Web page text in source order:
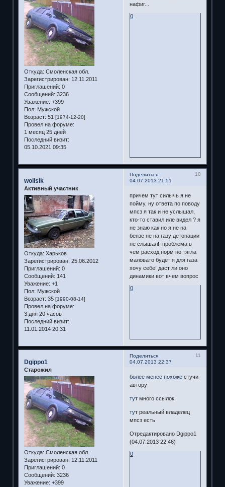
Откуда: Смоленская обл.
Зарегистрирован: 12.11.2011
Приглашений: 0
Сообщений: 3236
Уважение: +399
Пол: Мужской
Возраст: 51 [1974-12-20]
Провел на форуме:
1 месяц 25 дней
Последний визит:
05.10.2021 09:35
нафиг...
0
Поделиться
10
04.07.2013 21:51
wollsik
Активный участник
Откуда: Харьков
Зарегистрирован: 25.06.2012
Приглашений: 0
Сообщений: 141
Уважение: +1
Пол: Мужской
Возраст: 35 [1990-08-14]
Провел на форуме:
3 дня 20 часов
Последний визит:
11.01.2014 20:31
причем тут силычь я не
пойму, ну ответа по поводу
мпсз я так и не услышал,
кто-то ставил иле видел ? я
не знаю как но я не на
бензе не на газу детонации
не слышал! проблема в
чем расход норм но тягла
маловато будет я для газа
хочу себе! даст ли оно
динамики вот вчем вопрос
0
Поделиться
11
04.07.2013 22:37
Dgippo1
Старожил
Откуда: Смоленская обл.
Зарегистрирован: 12.11.2011
Приглашений: 0
Сообщений: 3236
Уважение: +399
более менее похожестучи
автору
тутмного ссылок
тутреальный владелец
мпсз есть
Отредактировано Dgippo1
(04.07.2013 22:46)
0